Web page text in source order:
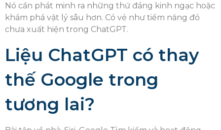
Nó cần phát minh ra những thứ đáng kinh ngạc hoặc
khám phá vật lý sâu hơn. Có vẻ như tiềm năng đó
chưa xuất hiện trong ChatGPT.
Liệu ChatGPT có thay
thế Google trong
tương lai?